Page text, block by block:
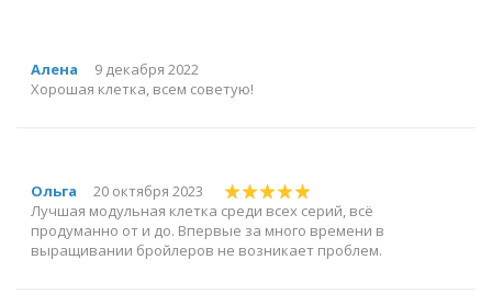
Алена
9 декабря 2022
Хорошая клетка, всем советую!
Ольга
20 октября 2023
Лучшая модульная клетка среди всех серий, всё
продуманно от и до. Впервые за много времени в
выращивании бройлеров не возникает проблем.